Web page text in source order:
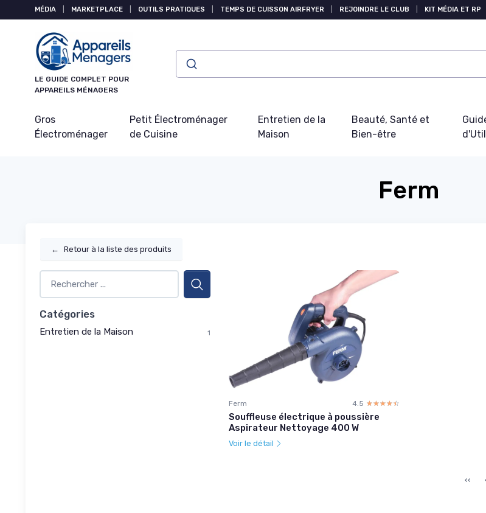
MÉDIA MARKETPLACE OUTILS PRATIQUES TEMPS DE CUISSON AIRFRYER REJOINDRE LE CLUB KIT MÉDIA ET RP
LE GUIDE COMPLET POUR
APPAREILS MÉNAGERS
Gros
Électroménager
Petit Électroménager
de Cuisine
Entretien de la
Maison
Beauté, Santé et
Bien-être
Ferm
← Retour à la liste des produits
Catégories
Entretien de la Maison 1
Ferm 4.5 ☆☆☆☆☆
★★★★★
Souffleuse électrique à poussière
Aspirateur Nettoyage 400 W
Voir le détail
‹‹
Panneau de gestion des cookies